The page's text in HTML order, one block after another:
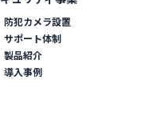
防犯カメラ設置
サポート体制
製品紹介
導入事例